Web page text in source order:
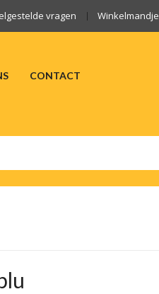
vragen Winkelmandje
CONTACT